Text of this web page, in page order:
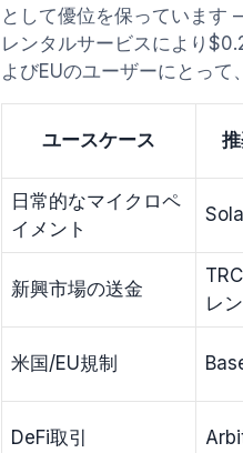
として優位を保っています
レンタルサービスにより
よびEUのユーザーにとっ
ユースケース
日常的なマイクロペ
イメント
新興市場の送金
レ
米国/EU規制
DeFi取引